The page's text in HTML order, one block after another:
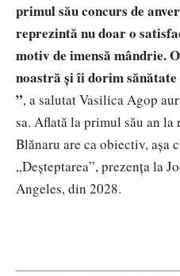
primul său concurs de
reprezintă nu doar o
motiv de imensă mândrie.
noastră și îi dorim
”, a salutat Vasilica Agop
sa. Aflată la primul său an
Blănaru are ca obiectiv, așa
„Deșteptarea”, prezența la
Angeles, din 2028.